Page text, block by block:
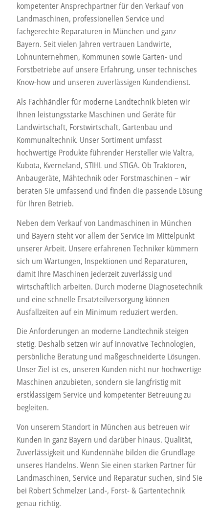
kompetenter Ansprechpartner für den Verkauf von
Landmaschinen, professionellen Service und
fachgerechte Reparaturen in München und ganz
Bayern. Seit vielen Jahren vertrauen Landwirte,
Lohnunternehmen, Kommunen sowie Garten- und
Forstbetriebe auf unsere Erfahrung, unser technisches
Know-how und unseren zuverlässigen Kundendienst.
Als Fachhändler für moderne Landtechnik bieten wir
Ihnen leistungsstarke Maschinen und Geräte für
Landwirtschaft, Forstwirtschaft, Gartenbau und
Kommunaltechnik. Unser Sortiment umfasst
hochwertige Produkte führender Hersteller wie Valtra,
Kubota, Kverneland, STIHL und STIGA. Ob Traktoren,
Anbaugeräte, Mähtechnik oder Forstmaschinen – wir
beraten Sie umfassend und finden die passende Lösung
für Ihren Betrieb.
Neben dem Verkauf von Landmaschinen in München
und Bayern steht vor allem der Service im Mittelpunkt
unserer Arbeit. Unsere erfahrenen Techniker kümmern
sich um Wartungen, Inspektionen und Reparaturen,
damit Ihre Maschinen jederzeit zuverlässig und
wirtschaftlich arbeiten. Durch moderne Diagnosetechnik
und eine schnelle Ersatzteilversorgung können
Ausfallzeiten auf ein Minimum reduziert werden.
Die Anforderungen an moderne Landtechnik steigen
stetig. Deshalb setzen wir auf innovative Technologien,
persönliche Beratung und maßgeschneiderte Lösungen.
Unser Ziel ist es, unseren Kunden nicht nur hochwertige
Maschinen anzubieten, sondern sie langfristig mit
erstklassigem Service und kompetenter Betreuung zu
begleiten.
Von unserem Standort in München aus betreuen wir
Kunden in ganz Bayern und darüber hinaus. Qualität,
Zuverlässigkeit und Kundennähe bilden die Grundlage
unseres Handelns. Wenn Sie einen starken Partner für
Landmaschinen, Service und Reparatur suchen, sind Sie
bei Robert Schmelzer Land-, Forst- & Gartentechnik
genau richtig.